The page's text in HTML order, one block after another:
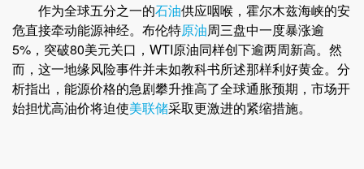
作为全球五分之一的石油供应咽喉，霍尔木兹海峡的安
危直接牵动能源神经。布伦特原油周三盘中一度暴涨逾
5%，突破80美元关口，WTI原油同样创下逾两周新高。然
而，这一地缘风险事件并未如教科书所述那样利好黄金。分
析指出，能源价格的急剧攀升推高了全球通胀预期，市场开
始担忧高油价将迫使美联储采取更激进的紧缩措施。